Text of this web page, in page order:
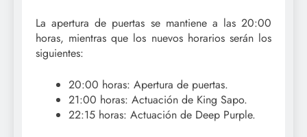
La apertura de puertas se mantiene a las 20:00
horas, mientras que los nuevos horarios serán los
siguientes:
20:00 horas: Apertura de puertas.
21:00 horas: Actuación de King Sapo.
22:15 horas: Actuación de Deep Purple.